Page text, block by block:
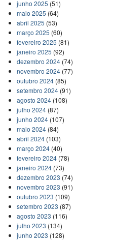
junho 2025 (51)
maio 2025 (64)
abril 2025 (53)
março 2025 (60)
fevereiro 2025 (81)
janeiro 2025 (92)
dezembro 2024(74)
novembro 2024(77)
outubro 2024(85)
setembro 2024(91)
agosto 2024(108)
julho 2024(87)
junho 2024(107)
maio 2024(84)
abril 2024(103)
março 2024(40)
fevereiro 2024(78)
janeiro 2024(73)
dezembro 2023 (74)
novembro 2023 (91)
outubro 2023 (109)
setembro 2023 (87)
agosto 2023 (116)
julho 2023 (134)
junho 2023 (128)